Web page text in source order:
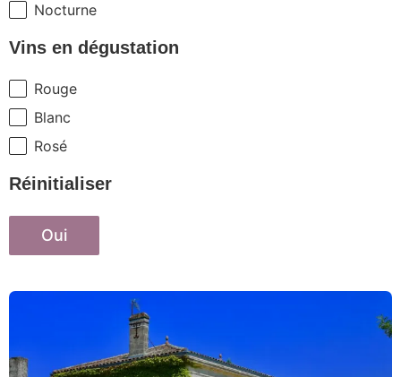
Nocturne
Vins en dégustation
Vins en dégustation
Rouge
Blanc
Rosé
Réinitialiser
Oui